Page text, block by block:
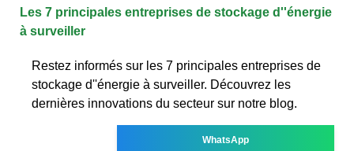
Les 7 principales entreprises de stockage d''énergie
à surveiller
Restez informés sur les 7 principales entreprises de
stockage d''énergie à surveiller. Découvrez les
dernières innovations du secteur sur notre blog.
WhatsApp